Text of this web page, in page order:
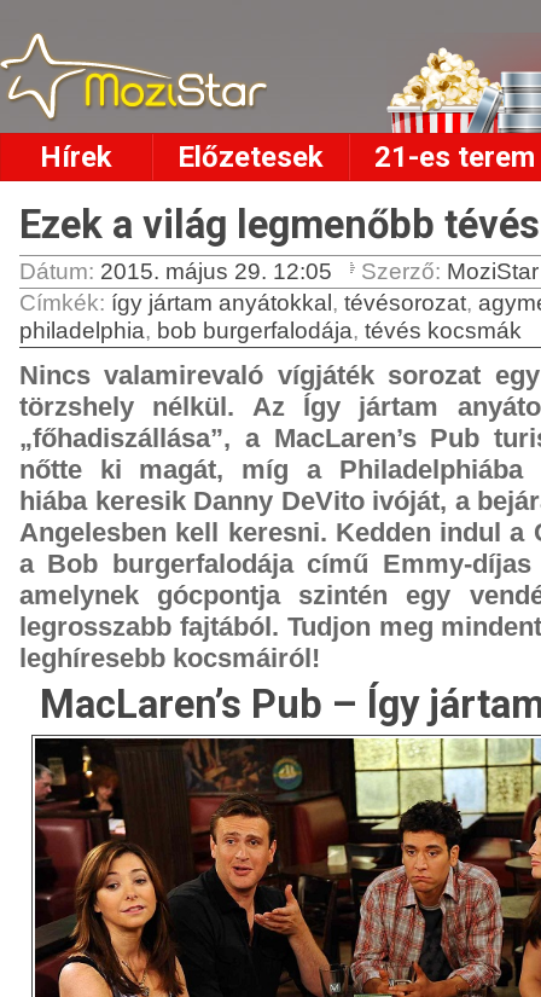
Hírek Előzetesek 21-es terem
Ezek a világ legmenőbb
Dátum: 2015. május 29. 12:05 Szerző: MoziStar
Címkék: így jártam anyátokkal , tévésorozat,
philadelphia, bob burgerfalodája, tévés kocsmák
Nincs valamirevaló vígjáték sorozat
törzshely nélkül. Az Így jártam
„főhadiszállása”, a MacLaren’s Pub
nőtte ki magát, míg a Philadelphiába
hiába keresik Danny DeVito ivóját, a
Angelesben kell keresni. Kedden indul a
a Bob burgerfalodája című Emmy-
amelynek gócpontja szintén egy
legrosszabb fajtából. Tudjon meg
leghíresebb kocsmáiról!
MacLaren’s Pub – Így